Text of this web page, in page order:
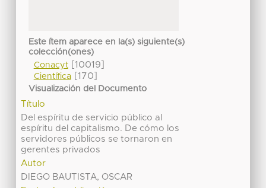
Este ítem aparece en la(s) siguiente(s)
colección(ones)
Conacyt[10019]
Científica[170]
Visualización del Documento
Título
Del espíritu de servicio público al
espíritu del capitalismo. De cómo los
servidores públicos se tornaron en
gerentes privados
Autor
DIEGO BAUTISTA, OSCAR